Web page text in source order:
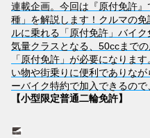
連載企画。今回は『原付免許
種」を解説します！クルマの
ルに乗れる「原付免許」バイ
気量クラスとなる、50ccまで
「原付免許」が必要になりま
い物や街乗りに便利でありな
ーバイク特約で加入できるので
【小型限定普通二輪免許】